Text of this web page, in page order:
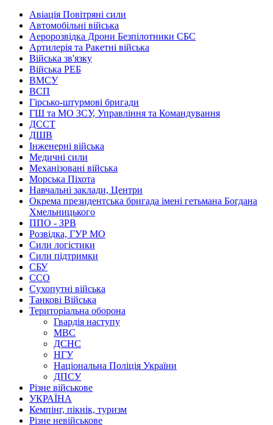
Авіація Повітряні сили
Автомобільні війська
Аеророзвідка Дрони Безпілотники СБС
Артилерія та Ракетні війська
Війська зв'язку
Війська РЕБ
ВМСУ
ВСП
Гірсько-штурмові бригади
ГШ та МО ЗСУ, Управління та Командування
ДССТ
ДШВ
Інженерні війська
Медичні сили
Механізовані війська
Морська Піхота
Навчальні заклади, Центри
Окрема президентська бригада імені гетьмана Богдана
Хмельницького
ППО - ЗРВ
Розвідка, ГУР МО
Сили логістики
Сили підтримки
СБУ
ССО
Сухопутні війська
Танкові Війська
Територіальна оборона
Гвардія наступу
МВС
ДСНС
НГУ
Національна Поліція України
ДПСУ
Різне військове
УКРАЇНА
Кемпінг, пікнік, туризм
Різне невійськове